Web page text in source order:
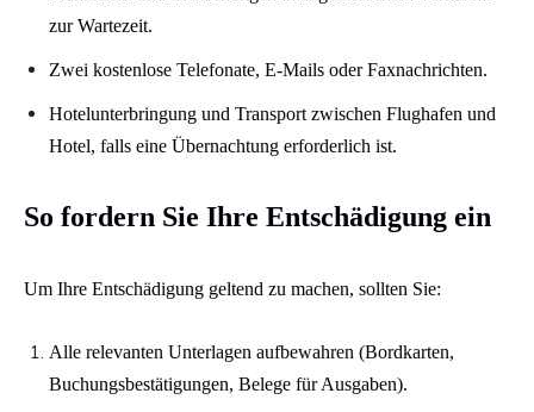
zur Wartezeit.
Zwei kostenlose Telefonate, E-Mails oder Faxnachrichten.
Hotelunterbringung und Transport zwischen Flughafen und
Hotel, falls eine Übernachtung erforderlich ist.​
So fordern Sie Ihre Entschädigung ein
Um Ihre Entschädigung geltend zu machen, sollten Sie:​
Alle relevanten Unterlagen aufbewahren (Bordkarten,
Buchungsbestätigungen, Belege für Ausgaben).